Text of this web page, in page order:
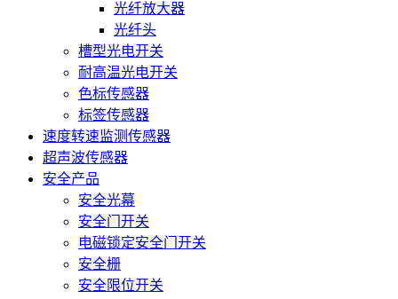
光纤放大器
光纤头
槽型光电开关
耐高温光电开关
色标传感器
标签传感器
速度转速监测传感器
超声波传感器
安全产品
安全光幕
安全门开关
电磁锁定安全门开关
安全栅
安全限位开关